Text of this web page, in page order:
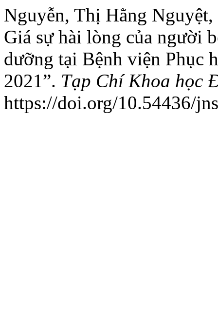
Nguyễn, Thị Hằng
Giá sự hài lòng của người
dưỡng tại Bệnh viện Phục
2021”. Tạp Chí Khoa học
https://doi.org/10.54436/